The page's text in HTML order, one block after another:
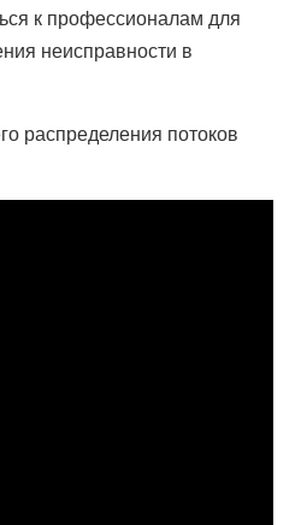
к профессионалам для
неисправности в
распределения потоков